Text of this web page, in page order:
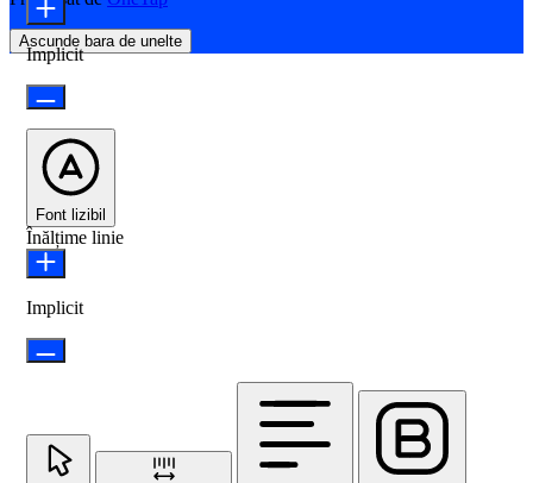
Ascunde bara de unelte
Implicit
Font lizibil
Înălțime linie
Implicit